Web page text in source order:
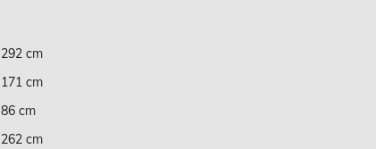
292 cm
171 cm
86 cm
262 cm